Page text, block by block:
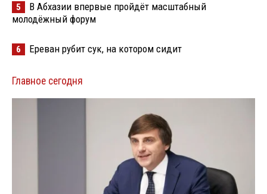
5
В Абхазии впервые пройдёт масштабный
молодёжный форум
6 Ереван рубит сук, на котором сидит
Главное сегодня